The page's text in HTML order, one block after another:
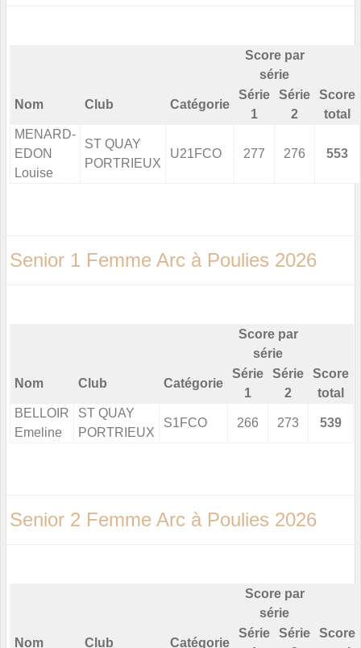
Score par
série
Nom Club Catégorie
Série
1
Série
2
Score
total
MENARD-
EDON
Louise
ST QUAY
PORTRIEUX
U21FCO 277 276 553
Senior 1 Femme Arc à Poulies 2026
Score par
série
Nom Club Catégorie
Série
1
Série
2
Score
total
BELLOIR
Emeline
ST QUAY
PORTRIEUX
S1FCO 266 273 539
Senior 2 Femme Arc à Poulies 2026
Score par
série
Nom Club Catégorie
Série
Série
Score